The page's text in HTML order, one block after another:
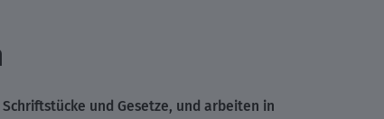
und Gesetze, und arbeiten in